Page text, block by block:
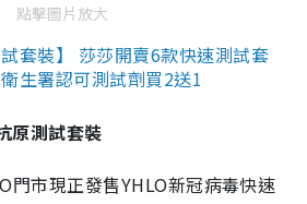
點擊圖片放大
套裝】 莎莎開賣6款快速測試套
生署認可測試劑買2送1
原測試套裝
門市現正發售YHLO新冠病毒快速